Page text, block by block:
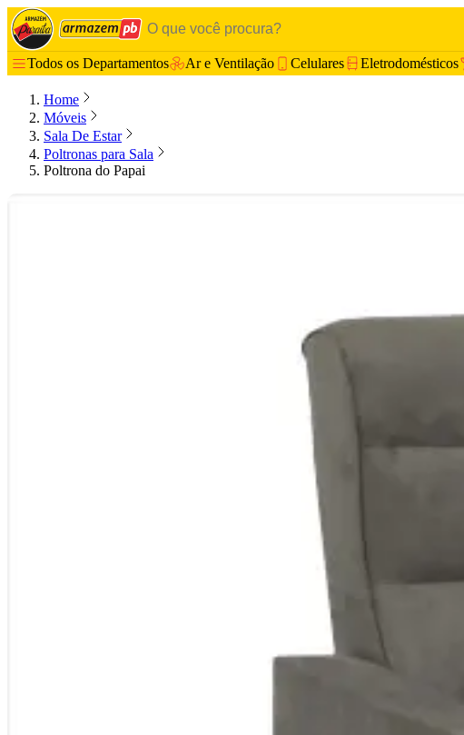
Todos os Departamentos Ar e Ventilação Celulares Eletrodomésticos
Home
Móveis
Sala De Estar
Poltronas para Sala
Poltrona do Papai